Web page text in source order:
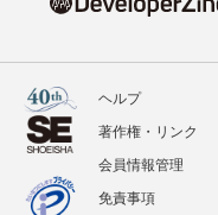
ヘルプ
著作権・リンク
会員情報管理
免責事項